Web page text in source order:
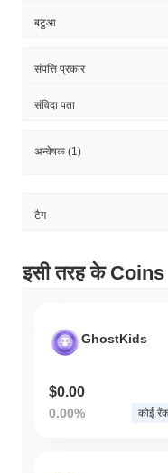
बटुआ
संपत्ति प्रकार
संविदा पता
अन्वेषक (1)
टैग
इसी तरह के Coins
GhostKids
$0.00
0.00% कोई